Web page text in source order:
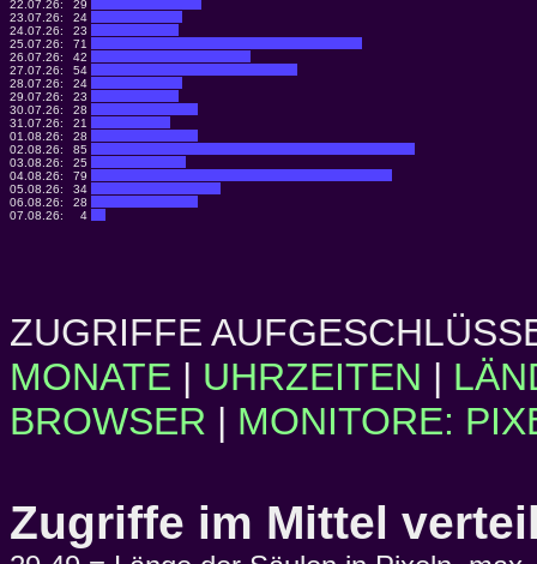
22.07.26:
29
23.07.26:
24
24.07.26:
23
25.07.26:
71
26.07.26:
42
27.07.26:
54
28.07.26:
24
29.07.26:
23
30.07.26:
28
31.07.26:
21
01.08.26:
28
02.08.26:
85
03.08.26:
25
04.08.26:
79
05.08.26:
34
06.08.26:
28
07.08.26:
4
ZUGRIFFE
MONATE | UHRZEITEN |
BROWSER | MONITORE:
Zugriffe im Mittel